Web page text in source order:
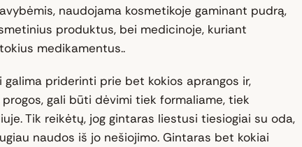
naudojama kosmetikoje gaminant pudrą,
produktus, bei medicinoje, kuriant
medikamentus..
galima priderinti prie bet kokios aprangos ir,
gali būti dėvimi tiek formaliame, tiek
Tik reikėtų, jog gintaras liestusi tiesiogiai su oda,
naudos iš jo nešiojimo. Gintaras bet kokiai